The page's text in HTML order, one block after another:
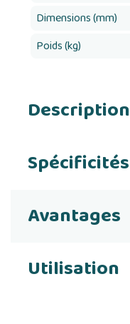
Dimensions (mm)
Poids (kg)
Description
Spécificités
Avantages
Utilisation